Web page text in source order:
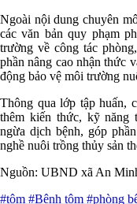
Ngoài nội dung chuyên
các văn bản quy phạm
trường về công tác
phần nâng cao nhận thức
động bảo vệ môi trường
Thông qua lớp tập huấn,
thêm kiến thức, kỹ năng
ngừa dịch bệnh, góp
nghề nuôi trồng thủy sản
Nguồn: UBND xã An
#tôm #Bệnh tôm #phòng